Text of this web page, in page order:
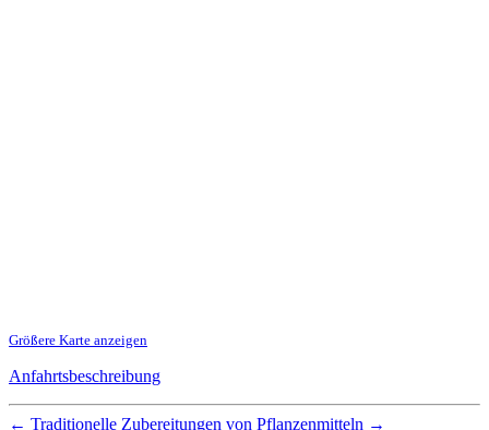
Größere Karte anzeigen
Anfahrtsbeschreibung
← Traditionelle Zubereitungen von Pflanzenmitteln →